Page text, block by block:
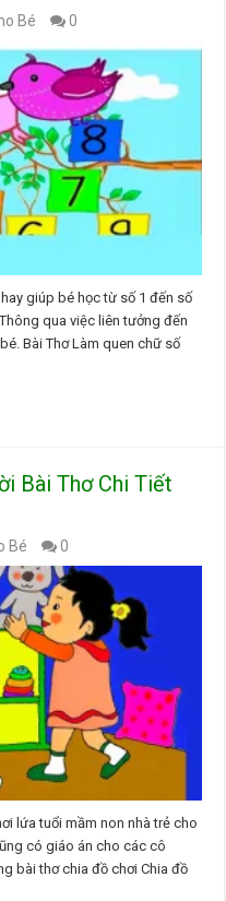
Bé 0
giúp bé học từ số 1 đến số
qua việc liên tưởng đến
Bài Thơ Làm quen chữ số
Bài Thơ Chi Tiết
Bé 0
lứa tuổi mầm non nhà trẻ cho
có giáo án cho các cô
bài thơ chia đồ chơi Chia đồ